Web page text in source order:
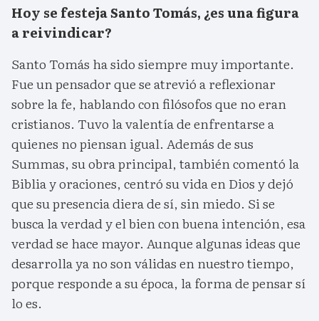
Hoy se festeja Santo Tomás, ¿es una figura
a reivindicar?
Santo Tomás ha sido siempre muy importante.
Fue un pensador que se atrevió a reflexionar
sobre la fe, hablando con filósofos que no eran
cristianos. Tuvo la valentía de enfrentarse a
quienes no piensan igual. Además de sus
Summas, su obra principal, también comentó la
Biblia y oraciones, centró su vida en Dios y dejó
que su presencia diera de sí, sin miedo. Si se
busca la verdad y el bien con buena intención, esa
verdad se hace mayor. Aunque algunas ideas que
desarrolla ya no son válidas en nuestro tiempo,
porque responde a su época, la forma de pensar sí
lo es.